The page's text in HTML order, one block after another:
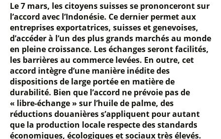
Le 7 mars, les citoyens suisses se prononceront sur
l’accord avec l’Indonésie. Ce dernier permet aux
entreprises exportatrices, suisses et genevoises,
d’accéder à l’un des plus grands marchés au monde
en pleine croissance. Les échanges seront facilités,
les barrières au commerce levées. En outre, cet
accord intègre d’une manière inédite des
dispositions de large portée en matière de
durabilité. Bien que l’accord ne prévoie pas de
« libre-échange » sur l’huile de palme, des
réductions douanières s’appliquent pour autant
que la production locale respecte des standards
économiques, écologiques et sociaux très élevés.